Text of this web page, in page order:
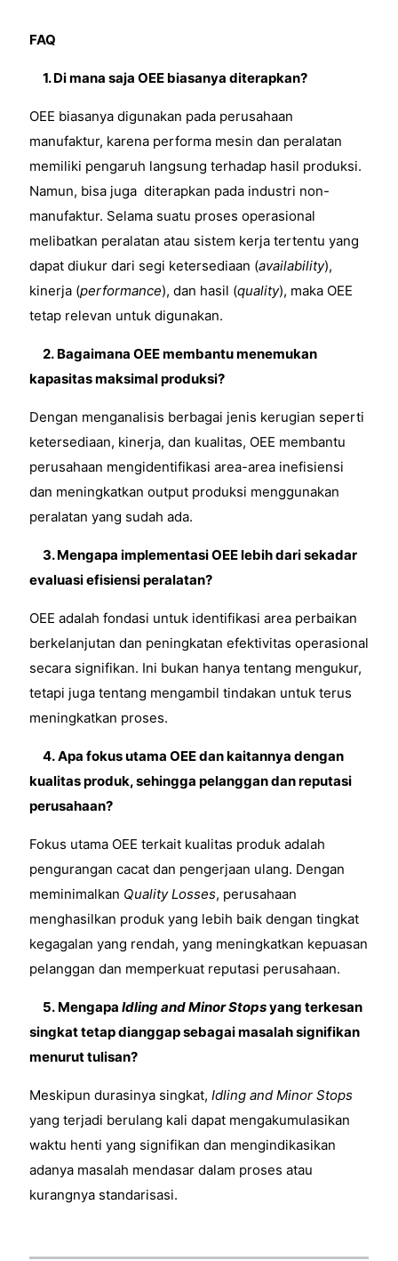
FAQ
1. Di mana saja OEE biasanya diterapkan?
OEE biasanya digunakan pada perusahaan
manufaktur, karena performa mesin dan peralatan
memiliki pengaruh langsung terhadap hasil produksi.
Namun, bisa juga diterapkan pada industri non-
manufaktur. Selama suatu proses operasional
melibatkan peralatan atau sistem kerja tertentu yang
dapat diukur dari segi ketersediaan (availability),
kinerja (performance), dan hasil (quality), maka OEE
tetap relevan untuk digunakan.
2. Bagaimana OEE membantu menemukan
kapasitas maksimal produksi?
Dengan menganalisis berbagai jenis kerugian seperti
ketersediaan, kinerja, dan kualitas, OEE membantu
perusahaan mengidentifikasi area-area inefisiensi
dan meningkatkan output produksi menggunakan
peralatan yang sudah ada.
3. Mengapa implementasi OEE lebih dari sekadar
evaluasi efisiensi peralatan?
OEE adalah fondasi untuk identifikasi area perbaikan
berkelanjutan dan peningkatan efektivitas operasional
secara signifikan. Ini bukan hanya tentang mengukur,
tetapi juga tentang mengambil tindakan untuk terus
meningkatkan proses.
4.Apa fokus utama OEE dan kaitannya dengan
kualitas produk, sehingga pelanggan dan reputasi
perusahaan?
Fokus utama OEE terkait kualitas produk adalah
pengurangan cacat dan pengerjaan ulang. Dengan
meminimalkan Quality Losses, perusahaan
menghasilkan produk yang lebih baik dengan tingkat
kegagalan yang rendah, yang meningkatkan kepuasan
pelanggan dan memperkuat reputasi perusahaan.
5. Mengapa Idling and Minor Stopsyang terkesan
singkat tetap dianggap sebagai masalah signifikan
menurut tulisan?
Meskipun durasinya singkat, Idling and Minor Stops
yang terjadi berulang kali dapat mengakumulasikan
waktu henti yang signifikan dan mengindikasikan
adanya masalah mendasar dalam proses atau
kurangnya standarisasi.